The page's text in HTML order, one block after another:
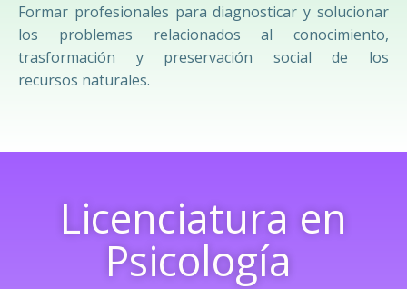
Formar profesionales para diagnosticar y solucionar
los problemas relacionados al conocimiento,
trasformación y preservación social de los
recursos naturales.
Licenciatura en
Psicología ​